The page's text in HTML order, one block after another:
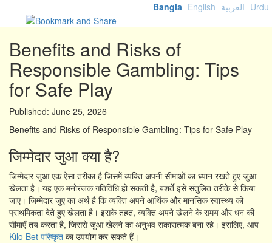
Bangla English العربية Urdu
Benefits and Risks of
Responsible Gambling: Tips
for Safe Play
Published: June 25, 2026
Benefits and Risks of Responsible Gambling: Tips for Safe Play
जिम्मेदार जुआ क्या है?
जिम्मेदार जुआ एक ऐसा तरीका है जिसमें व्यक्ति अपनी सीमाओं का ध्यान रखते हुए जुआ
खेलता है। यह एक मनोरंजक गतिविधि हो सकती है, बशर्ते इसे संतुलित तरीके से किया
जाए। जिम्मेदार जुए का अर्थ है कि व्यक्ति अपने आर्थिक और मानसिक स्वास्थ्य को
प्राथमिकता देते हुए खेलता है। इसके तहत, व्यक्ति अपने खेलने के समय और धन की
सीमाएँ तय करता है, जिससे जुआ खेलने का अनुभव सकारात्मक बना रहे। इसलिए, आप
Kilo Bet परिष्कृत का उपयोग कर सकते हैं।